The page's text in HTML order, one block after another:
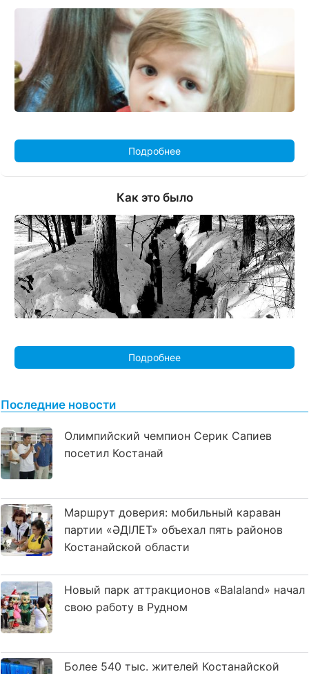
Подробнее
Как это было
Подробнее
Последние новости
Олимпийский чемпион Серик Сапиев
посетил Костанай
Маршрут доверия: мобильный караван
партии «ӘДІЛЕТ» объехал пять районов
Костанайской области
Новый парк аттракционов «Balaland» начал
свою работу в Рудном
Более 540 тыс. жителей Костанайской